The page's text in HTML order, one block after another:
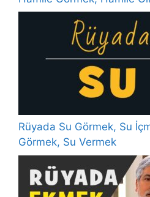
Rüyada Su Görmek, Su
Görmek, Su Vermek